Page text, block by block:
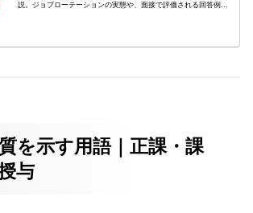
説。ジョブローテーションの実態や、面接で評価される回答例・
を示す用語｜正課・課
与